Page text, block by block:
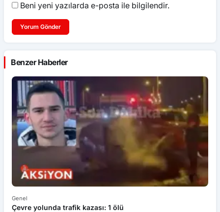
Beni yeni yazılarda e-posta ile bilgilendir.
Yorum Gönder
Benzer Haberler
Genel
Çevre yolunda trafik kazası: 1 ölü